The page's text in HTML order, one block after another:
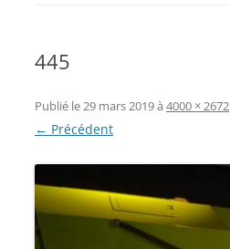
445
Publié le29 mars 2019à 4000 × 2672
← Précédent